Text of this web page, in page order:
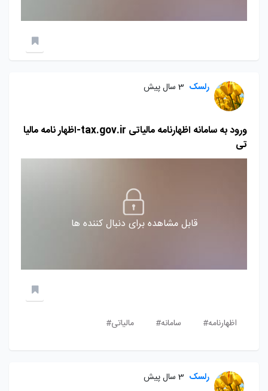
رلسک 3 سال پیش
ورود به سامانه اظهارنامه مالیاتی tax.gov.ir-اظهار نامه مالیا
تی
قابل مشاهده برای دنبال کننده ها
اظهارنامه# سامانه# مالیاتی#
رلسک 3 سال پیش